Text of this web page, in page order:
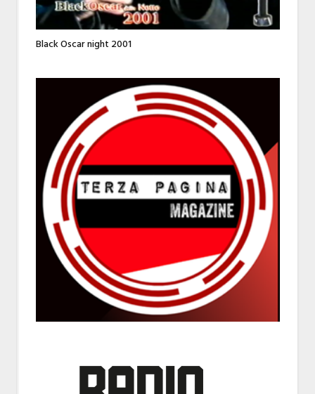
Black Oscar night 2001